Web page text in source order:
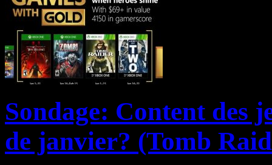
Sondage: Content des
de janvier? (Tomb